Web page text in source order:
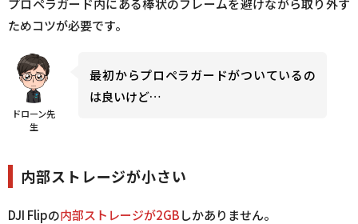
プロペラガード内にある棒状のフレームを避けながら取り外す
ためコツが必要です。
ドローン先
生
最初からプロペラガードがついているの
は良いけど…
内部ストレージが小さい
DJI Flipの内部ストレージが2GBしかありません。